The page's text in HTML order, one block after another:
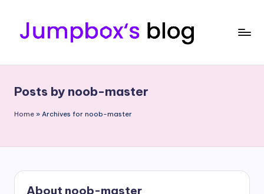
m
p
x
|
Professional
|
Posts by noob-master
Home » Archives for noob-master
About noob-master